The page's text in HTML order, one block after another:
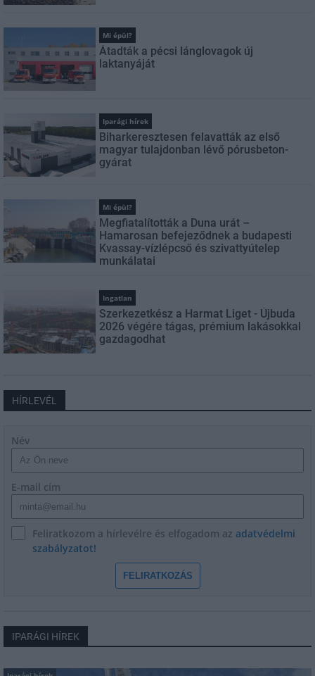
Mi épül?
Átadták a pécsi lánglovagok új
laktanyáját
Iparági hírek
Biharkeresztesen felavatták az első
magyar tulajdonban lévő pórusbeton-
gyárat
Mi épül?
Megfiatalították a Duna urát –
Hamarosan befejeződnek a budapesti
Kvassay-vízlépcső és szivattyútelep
munkálatai
Ingatlan
Szerkezetkész a Harmat Liget - Újbuda
2026 végére tágas, prémium lakásokkal
gazdagodhat
HÍRLEVÉL
Név
E-mail cím
Feliratkozom a hírlevélre és elfogadom az adatvédelmi
szabályzatot!
FELIRATKOZÁS
IPARÁGI HÍREK